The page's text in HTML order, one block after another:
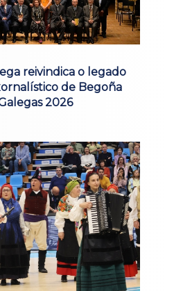
reivindica o legado
de Begoña
2026